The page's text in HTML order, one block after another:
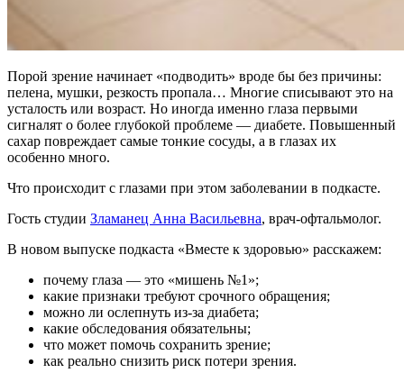
Порой зрение начинает «подводить» вроде бы без причины:
пелена, мушки, резкость пропала… Многие списывают это на
усталость или возраст. Но иногда именно глаза первыми
сигналят о более глубокой проблеме — диабете. Повышенный
сахар повреждает самые тонкие сосуды, а в глазах их
особенно много.
Что происходит с глазами при этом заболевании в подкасте.
Гость студии Зламанец Анна Васильевна, врач-офтальмолог.
В новом выпуске подкаста «Вместе к здоровью» расскажем:
почему глаза — это «мишень №1»;
какие признаки требуют срочного обращения;
можно ли ослепнуть из-за диабета;
какие обследования обязательны;
что может помочь сохранить зрение;
как реально снизить риск потери зрения.